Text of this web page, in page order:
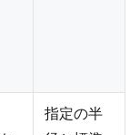
指定の半